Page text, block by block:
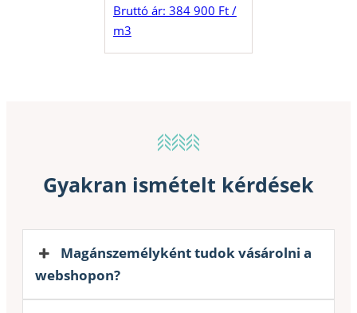
Bruttó ár: 384 900 Ft /
m3
Gyakran ismételt kérdések
Magánszemélyként tudok vásárolni a
webshopon?